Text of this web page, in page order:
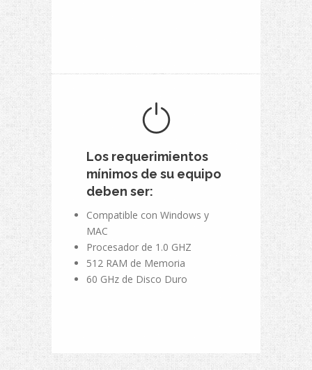
Los requerimientos
mínimos de su equipo
deben ser:
Compatible con Windows y
MAC
Procesador de 1.0 GHZ
512 RAM de Memoria
60 GHz de Disco Duro